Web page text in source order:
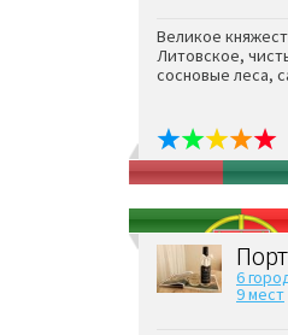
Великое
Литовское,
сосновые леса,
6
9 мест